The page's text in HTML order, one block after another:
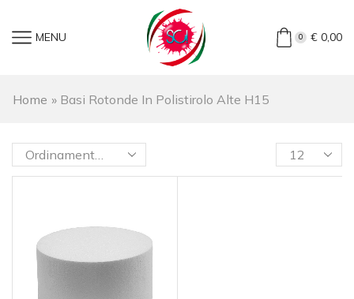
MENU 0 €0,00
Home » Basi Rotonde In Polistirolo Alte H15